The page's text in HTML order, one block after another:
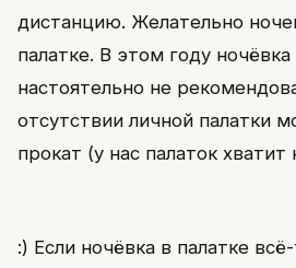
дистанцию. Желательно
палатке. В этом году
настоятельно не
отсутствии личной палатки
прокат (у нас палаток хватит
:) Если ночёвка в палатке